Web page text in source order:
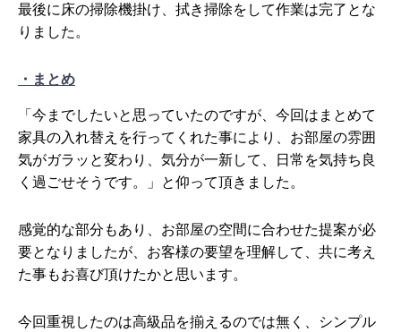
最後に床の掃除機掛け、拭き掃除をして作業は完了とな
りました。
・まとめ
「今までしたいと思っていたのですが、今回はまとめて
家具の入れ替えを行ってくれた事により、お部屋の雰囲
気がガラッと変わり、気分が一新して、日常を気持ち良
く過ごせそうです。」と仰って頂きました。
感覚的な部分もあり、お部屋の空間に合わせた提案が必
要となりましたが、お客様の要望を理解して、共に考え
た事もお喜び頂けたかと思います。
今回重視したのは高級品を揃えるのでは無く、シンプル